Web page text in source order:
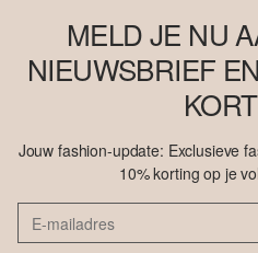
MELD JE NU
NIEUWSBRIEF
Jouw fashion-update: Exclusieve
10% korting op je